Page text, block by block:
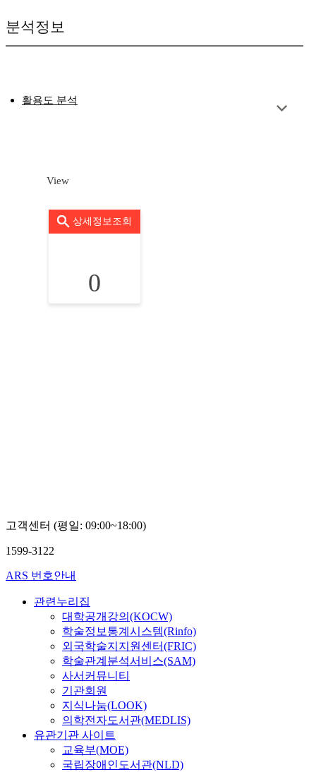
분석정보
활용도 분석
View
상세정보조회
0
고객센터 (평일: 09:00~18:00)
1599-3122
ARS 번호안내
관련누리집
대학공개강의(KOCW)
학술정보통계시스템(Rinfo)
외국학술지지원센터(FRIC)
학술관계분석서비스(SAM)
사서커뮤니티
기관회원
지식나눔(LOOK)
의학전자도서관(MEDLIS)
유관기관 사이트
교육부(MOE)
국립장애인도서관(NLD)